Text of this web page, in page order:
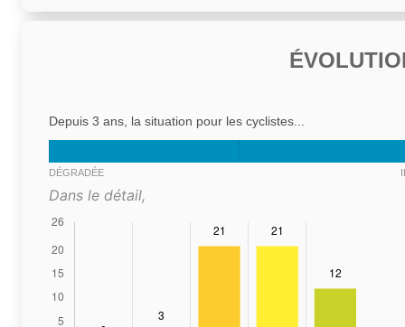
Depuis 3 ans, la situation pour les cyclistes...
DÉGRADÉE
Dans le détail,